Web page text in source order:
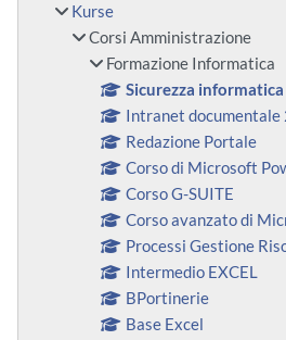
Kurse
Corsi Amministrazione
Formazione Informatica
Sicurezza informatica
Intranet documentale
Redazione Portale
Corso di Microsoft
Corso G-SUITE
Corso avanzato di
Processi Gestione
Intermedio EXCEL
BPortinerie
Base Excel